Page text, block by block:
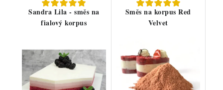
Sandra Lila - směs na
fialový korpus
Směs na korpus Red
Velvet